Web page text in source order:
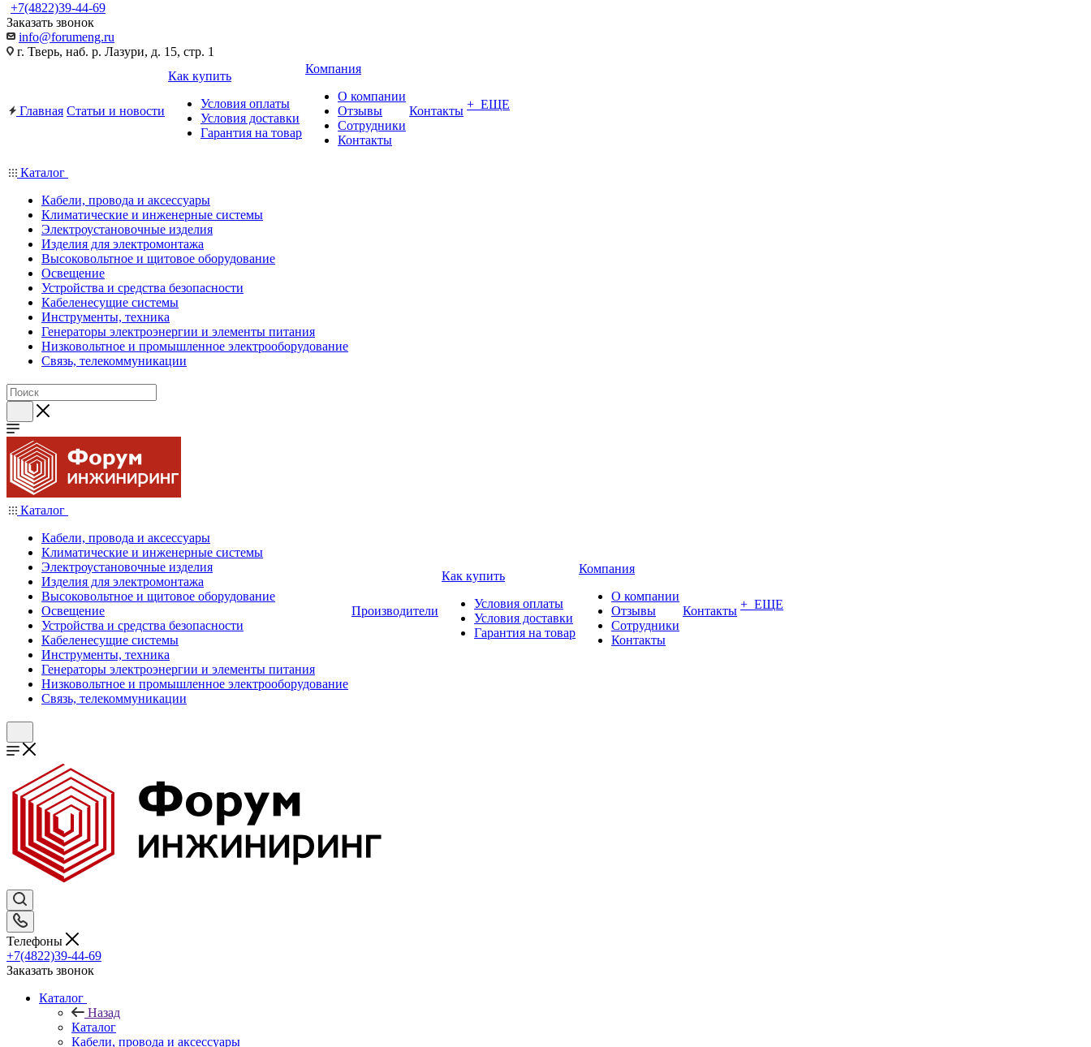
+7(4822)39-44-69
Заказать звонок
info@forumeng.ru
г. Тверь, наб. р. Лазури, д. 15, стр. 1
Главная Статьи и новости
Как купить
Условия оплаты
Условия доставки
Гарантия на товар
Компания
О компании
Отзывы
Сотрудники
Контакты
Контакты + ЕЩЕ
Каталог
Кабели, провода и аксессуары
Климатические и инженерные системы
Электроустановочные изделия
Изделия для электромонтажа
Высоковольтное и щитовое оборудование
Освещение
Устройства и средства безопасности
Кабеленесущие системы
Инструменты, техника
Генераторы электроэнергии и элементы питания
Низковольтное и промышленное электрооборудование
Связь, телекоммуникации
Каталог
Кабели, провода и аксессуары
Климатические и инженерные системы
Электроустановочные изделия
Изделия для электромонтажа
Высоковольтное и щитовое оборудование
Освещение
Устройства и средства безопасности
Кабеленесущие системы
Инструменты, техника
Генераторы электроэнергии и элементы питания
Низковольтное и промышленное электрооборудование
Связь, телекоммуникации
Производители
Как купить
Условия оплаты
Условия доставки
Гарантия на товар
Компания
О компании
Отзывы
Сотрудники
Контакты
Контакты + ЕЩЕ
Телефоны
+7(4822)39-44-69
Заказать звонок
Каталог
Назад
Каталог
Кабели, провода и аксессуары